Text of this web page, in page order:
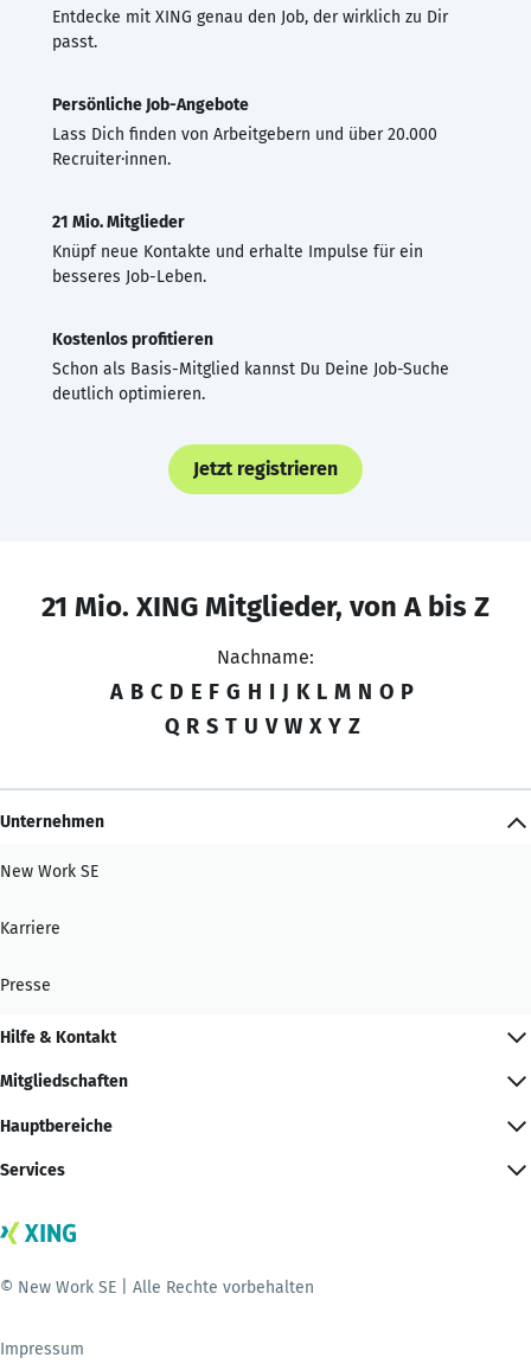
Entdecke mit XING genau den Job, der wirklich zu Dir
passt.
Persönliche Job-Angebote
Lass Dich finden von Arbeitgebern und über 20.000
Recruiter·innen.
21 Mio. Mitglieder
Knüpf neue Kontakte und erhalte Impulse für ein
besseres Job-Leben.
Kostenlos profitieren
Schon als Basis-Mitglied kannst Du Deine Job-Suche
deutlich optimieren.
Jetzt registrieren
21 Mio. XING Mitglieder, von A bis Z
Nachname:
A B C D E F G H I J K L M N O P
Q R S T U V W X Y Z
Unternehmen
New Work SE
Karriere
Presse
Hilfe & Kontakt
Mitgliedschaften
Hauptbereiche
Services
© New Work SE | Alle Rechte vorbehalten
Impressum